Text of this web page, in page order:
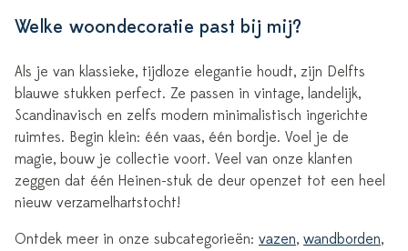
Welke woondecoratie past bij mij?
Als je van klassieke, tijdloze elegantie houdt, zijn Delfts
blauwe stukken perfect. Ze passen in vintage, landelijk,
Scandinavisch en zelfs modern minimalistisch ingerichte
ruimtes. Begin klein: één vaas, één bordje. Voel je de
magie, bouw je collectie voort. Veel van onze klanten
zeggen dat één Heinen-stuk de deur openzet tot een heel
nieuw verzamelhartstocht!
Ontdek meer in onze subcategorieën: vazen, wandborden,